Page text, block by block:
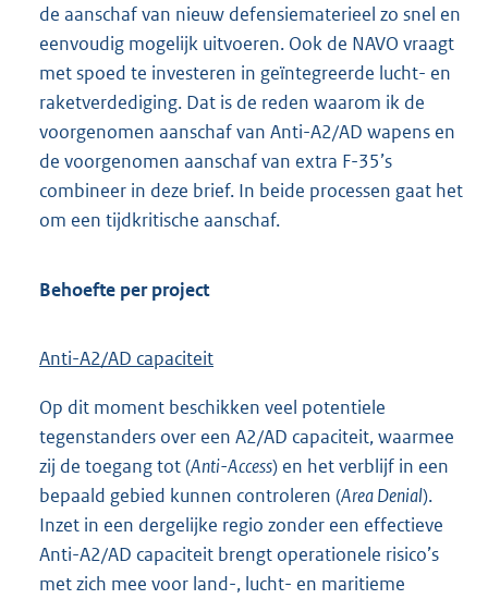
de aanschaf van nieuw defensiematerieel zo snel en
eenvoudig mogelijk uitvoeren. Ook de NAVO vraagt
met spoed te investeren in geïntegreerde lucht- en
raketverdediging. Dat is de reden waarom ik de
voorgenomen aanschaf van Anti-A2/AD wapens en
de voorgenomen aanschaf van extra F-35’s
combineer in deze brief. In beide processen gaat het
om een tijdkritische aanschaf.
Behoefte per project
Anti-A2/AD capaciteit
Op dit moment beschikken veel potentiele
tegenstanders over een A2/AD capaciteit, waarmee
zij de toegang tot (Anti-Access) en het verblijf in een
bepaald gebied kunnen controleren (Area Denial).
Inzet in een dergelijke regio zonder een effectieve
Anti-A2/AD capaciteit brengt operationele risico’s
met zich mee voor land-, lucht- en maritieme